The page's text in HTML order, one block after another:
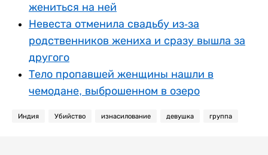
жениться на ней
Невеста отменила свадьбу из-за
родственников жениха и сразу вышла за
другого
Тело пропавшей женщины нашли в
чемодане, выброшенном в озеро
Индия Убийство изнасилование девушка группа